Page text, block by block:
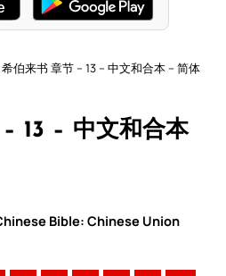
希伯来书 章节 – 13 – 中文和合本 – 简体
13 – 中文和合本
Bible: Chinese Union